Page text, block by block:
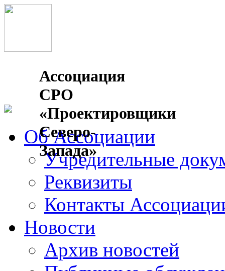
Ассоциация
СРО
«Проектировщики
Северо-
Запада»
Об Ассоциации
Учредительные
Реквизиты
Контакты
Новости
Архив новостей